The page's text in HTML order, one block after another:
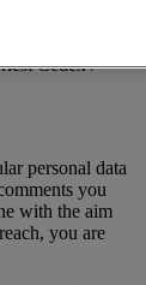
Cedex /
personal data
you
with the aim
you are